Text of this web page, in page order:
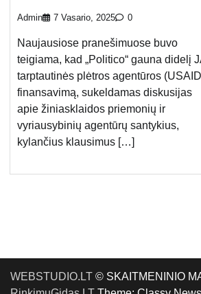
Admin 7 Vasario, 2025 0
Naujausiose pranešimuose buvo
teigiama, kad „Politico“ gauna didelį
tarptautinės plėtros agentūros
finansavimą, sukeldamas diskusijas
apie žiniasklaidos priemonių ir
vyriausybinių agentūrų santykius,
kylančius klausimus […]
WEBSTUDIO.LT © SKAITMENINIO